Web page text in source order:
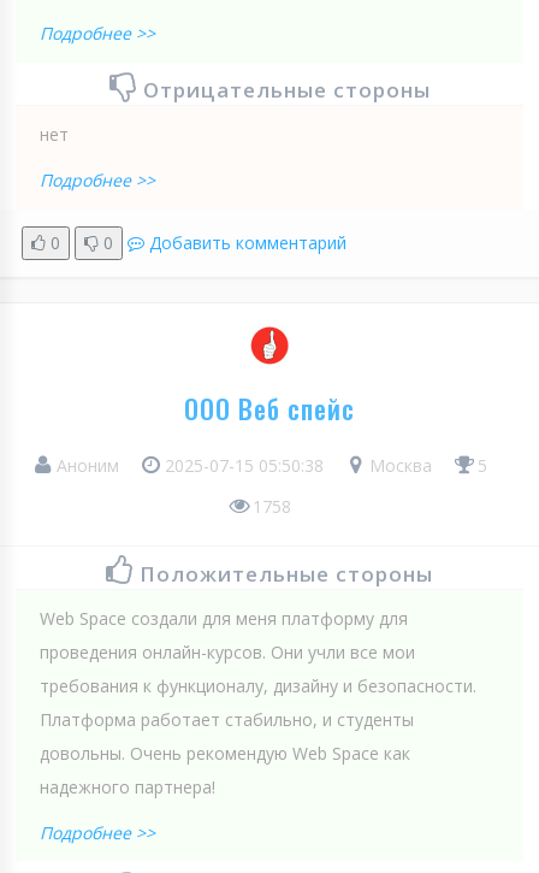
Подробнее >>
Отрицательные стороны
нет
Подробнее >>
0 0 Добавить комментарий
ООО Веб спейс
Аноним 2025-07-15 05:50:38 Москва
5
1758
Положительные стороны
Web Spaсe создали для меня платформу для
проведения онлайн-курсов. Они учли все мои
требования к функционалу, дизайну и безопасности.
Платформа работает стабильно, и студенты
довольны. Очень рекомендую Web Spaсe как
надежного партнера!
Подробнее >>